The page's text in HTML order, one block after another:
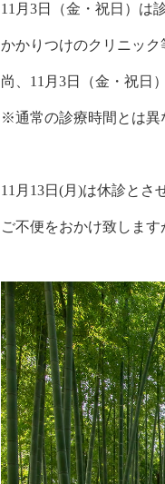
11月3日（金・祝日）は
かかりつけのクリニック
尚、11月3日（金・祝日
※通常の診療時間とは異
11月13日(月)は休診とさ
ご不便をおかけ致しま